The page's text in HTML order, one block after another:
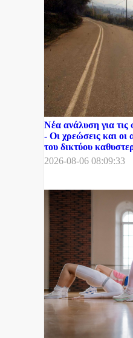
Νέα ανάλυση για
- Οι χρεώσεις και οι
του δικτύου
2026-08-06 08:09:33